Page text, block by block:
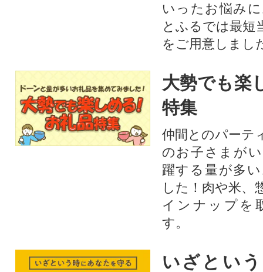
いったお悩み
とふるでは最短
をご用意しまし
大勢でも楽
特集
仲間とのパーテ
のお子さまが
躍する量が多
した！肉や米、
インナップを
す。
いざとい